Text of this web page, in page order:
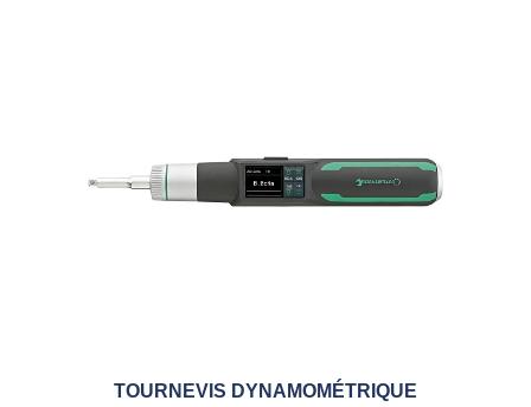
TOURNEVIS DYNAMOMÉTRIQUE